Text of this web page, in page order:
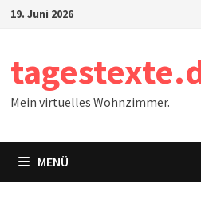
Zum19. Juni 2026
Mein virtuelles Wohnzimmer.
MENÜ